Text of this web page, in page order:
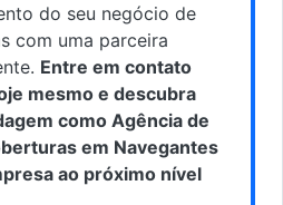
do seu negócio de
com uma parceira
Entre em contato
mesmo e descubra
como Agência de
em Navegantes
ao próximo nível